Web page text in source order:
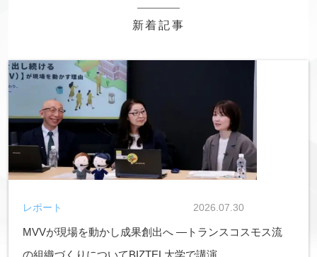
新着記事
MVVが現場を動かし成果創出へ ―トランスコスモス流
2026.07.30
レポート